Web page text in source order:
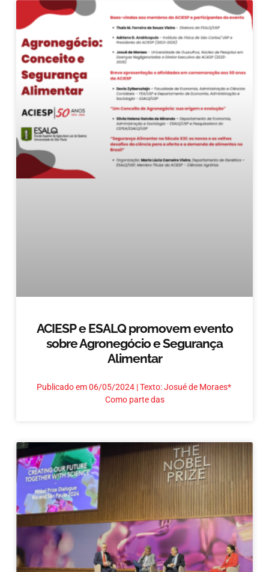
ACIESP e ESALQ promovem evento
sobre Agronegócio e Segurança
Alimentar
Publicado em 06/05/2024 | Texto: Josué de Moraes*
Como parte das